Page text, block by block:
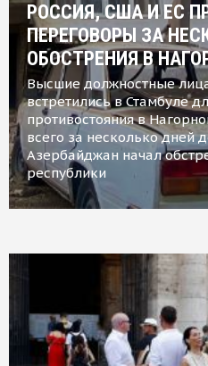
РОССИЯ, США И ЕС
ПЕРЕГОВОРЫ ЗА
ОБОСТРЕНИЯ В
Высшие должностные
встретились в Стамбуле
противостояния в
всего за несколько дней
Азербайджан начал
республики